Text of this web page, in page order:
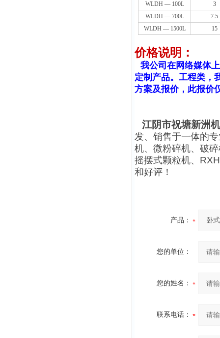
WLDH — 100L
3
WLDH — 700L
7.5
WLDH — 1500L
15
价格说明：
我公司在网络媒体
定制产品。工程类，
方案及报价，此报价
江阴市祝塘新洲
发、销售于一体的
机、微粉碎机、破
摇摆式颗粒机、
和好评！
产品：
您的单位：
您的姓名：
联系电话：